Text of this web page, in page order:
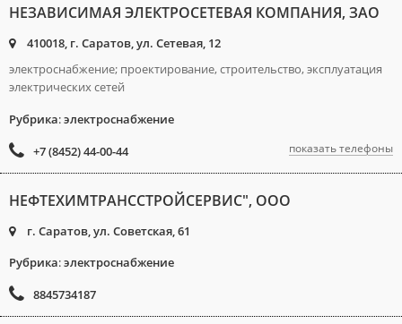
НЕЗАВИСИМАЯ ЭЛЕКТРОСЕТЕВАЯ КОМПАНИЯ, ЗАО
410018, г. Саратов, ул. Сетевая, 12
электроснабжение; проектирование, строительство, эксплуатация
электрических сетей
Рубрика:электроснабжение
+7 (8452) 44-00-44
показать телефоны
НЕФТЕХИМТРАНССТРОЙСЕРВИС", ООО
г. Саратов, ул. Советская, 61
Рубрика:электроснабжение
8845734187